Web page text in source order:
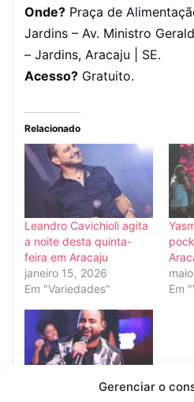
Gerenciar o
Onde? Praça de
Jardins – Av. Ministro
– Jardins, Aracaju | SE.
Acesso? Gratuito.
Relacionado
Leandro Cavichioli agita
a noite desta quinta-
feira em Aracaju
janeiro 15, 2026
Em "Variedades"
Em
Ícaro Lima grava